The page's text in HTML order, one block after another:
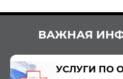
ВАЖНАЯ
УСЛУГИ ПО